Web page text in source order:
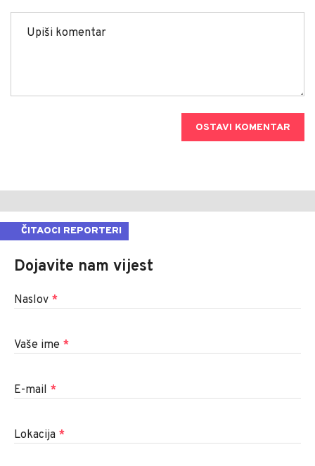
OSTAVI KOMENTAR
ČITAOCI REPORTERI
Dojavite nam vijest
Naslov *
Vaše ime *
E-mail *
Lokacija *